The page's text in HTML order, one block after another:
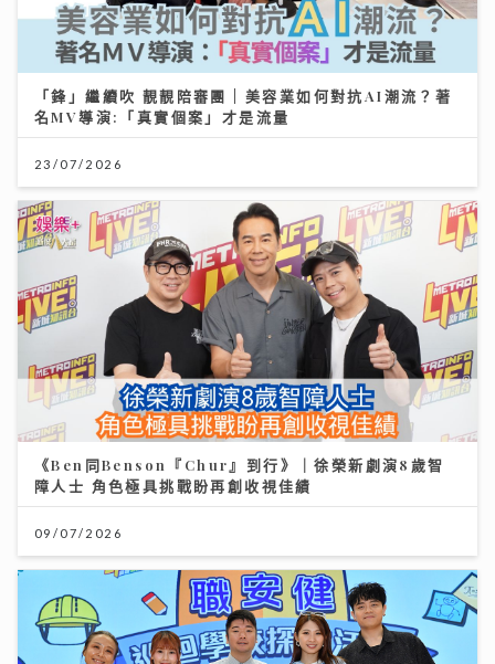
「鋒」繼續吹 靚靚陪審團 | 美容業如何對抗AI潮流？著
名MV導演:「真實個案」才是流量
23/07/2026
《Ben同Benson『Chur』到行》｜徐榮新劇演8歲智
障人士 角色極具挑戰盼再創收視佳績
09/07/2026